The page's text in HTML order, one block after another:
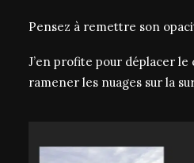
Pensez à remettre son
J’en profite pour déplacer le
ramener les nuages sur la